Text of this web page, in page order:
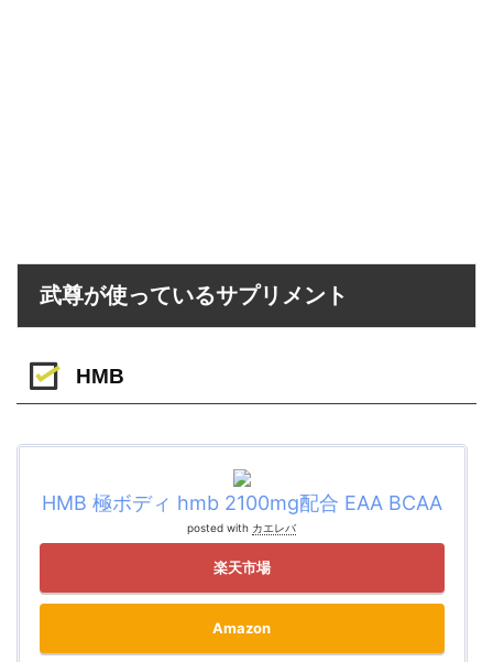
武尊が使っているサプリメント
HMB
HMB 極ボディ hmb 2100mg配合 EAA BCAA
posted with カエレバ
楽天市場
Amazon